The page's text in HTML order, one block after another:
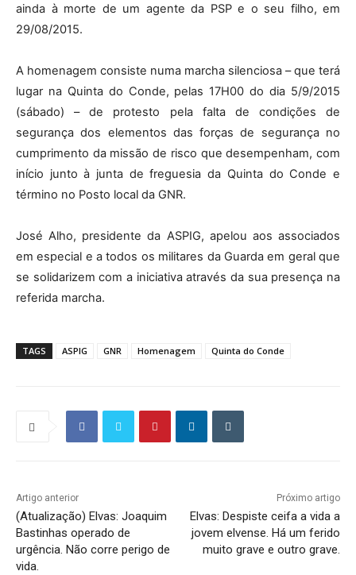
ainda à morte de um agente da PSP e o seu filho, em
29/08/2015.
A homenagem consiste numa marcha silenciosa – que terá
lugar na Quinta do Conde, pelas 17H00 do dia 5/9/2015
(sábado) – de protesto pela falta de condições de
segurança dos elementos das forças de segurança no
cumprimento da missão de risco que desempenham, com
início junto à junta de freguesia da Quinta do Conde e
término no Posto local da GNR.
José Alho, presidente da ASPIG, apelou aos associados
em especial e a todos os militares da Guarda em geral que
se solidarizem com a iniciativa através da sua presença na
referida marcha.
TAGS ASPIG GNR Homenagem Quinta do Conde
Artigo anterior
(Atualização) Elvas: Joaquim
Bastinhas operado de
urgência. Não corre perigo de
vida.
Próximo artigo
Elvas: Despiste ceifa a vida a
jovem elvense. Há um ferido
muito grave e outro grave.